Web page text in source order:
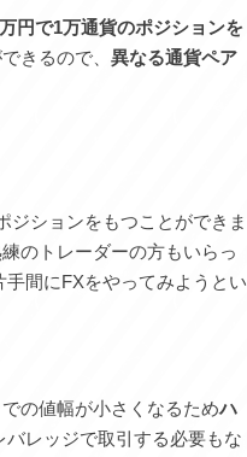
円で1万通貨のポジションを
きるので、 異なる通貨ペア
ジションをもつことができま
のトレーダーの方もいらっ
間にFXをやってみようとい
の値幅が小さくなるためハ
レッジで取引する必要もな